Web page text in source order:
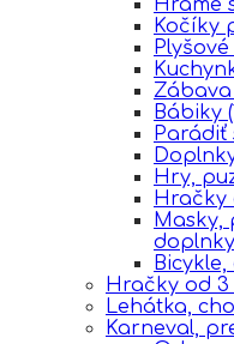
Hráme
Kočíky
Bábiky
Parádiť
Hry,
Hračky
Masky,
doplnky
Hračky od
Lehátka,
Karneval,